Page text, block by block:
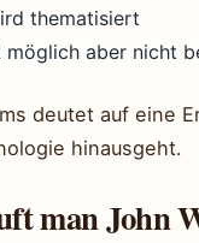
thematisiert
möglich aber nicht
deutet auf eine
hinausgeht.
man John